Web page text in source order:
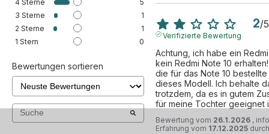
4 Sterne
5
3 Sterne
1
2 Sterne
1
1 Stern 0
Bewertungen sortieren
2/5
Verifizierte Bewertung
Achtung, ich habe ein
kein Redmi Note 10
die für das Note 10
dieses Modell. Ich behalte
trotzdem, da es in gutem
für meine Tochter geeignet
Bewertung vom 26.1.2026 ,
Erfahrung vom 17.12.2025